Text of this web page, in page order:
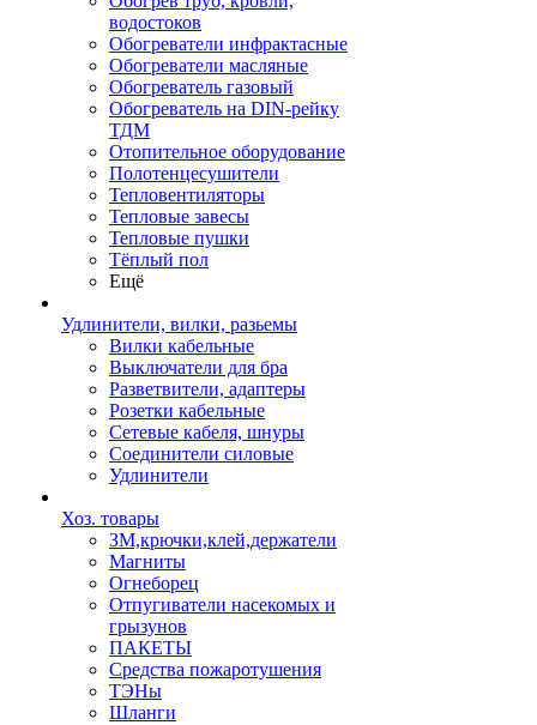
водостоков
Обогреватели инфрактасные
Обогреватели масляные
Обогреватель газовый
Обогреватель на DIN-рейку
ТДМ
Отопительное оборудование
Полотенцесушители
Тепловентиляторы
Тепловые завесы
Тепловые пушки
Тёплый пол
Ещё
Удлинители, вилки, разьемы
Вилки кабельные
Выключатели для бра
Разветвители, адаптеры
Розетки кабельные
Сетевые кабеля, шнуры
Соединители силовые
Удлинители
Хоз. товары
ЗМ,крючки,клей,держатели
Магниты
Огнеборец
Отпугиватели насекомых и
грызунов
ПАКЕТЫ
Средства пожаротушения
ТЭНы
Шланги